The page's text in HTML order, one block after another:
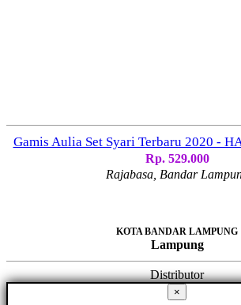
Gamis Aulia Set Syari Terbaru 2020 -
Rp. 529.000
Rajabasa, Bandar
KOTA BANDAR LAMPUNG
Lampung
Distributor
×